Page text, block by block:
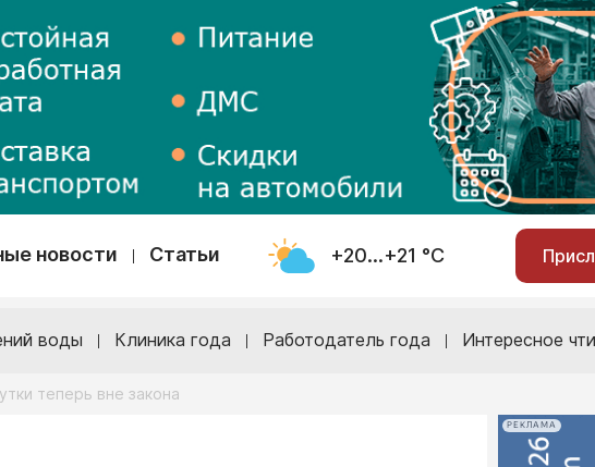
новости Статьи +20...+21 °С
воды Клиника года Работодатель года Интересное
теперь вне закона
РЕКЛАМА